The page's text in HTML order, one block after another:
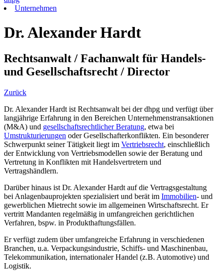
Unternehmen
Dr. Alexander Hardt
Rechtsanwalt / Fachanwalt für Handels-
und Gesellschaftsrecht / Director
Zurück
Dr. Alexander Hardt ist Rechtsanwalt bei der dhpg und verfügt über
langjährige Erfahrung in den Bereichen Unternehmenstransaktionen
(M&A) und gesellschaftsrechtlicher Beratung, etwa bei
Umstrukturierungen oder Gesellschafterkonflikten. Ein besonderer
Schwerpunkt seiner Tätigkeit liegt im Vertriebsrecht, einschließlich
der Entwicklung von Vertriebsmodellen sowie der Beratung und
Vertretung in Konflikten mit Handelsvertretern und
Vertragshändlern.
Darüber hinaus ist Dr. Alexander Hardt auf die Vertragsgestaltung
bei Anlagenbauprojekten spezialisiert und berät im Immobilien- und
gewerblichen Mietrecht sowie im allgemeinen Wirtschaftsrecht. Er
vertritt Mandanten regelmäßig in umfangreichen gerichtlichen
Verfahren, bspw. in Produkthaftungsfällen.
Er verfügt zudem über umfangreiche Erfahrung in verschiedenen
Branchen, u.a. Verpackungsindustrie, Schiffs- und Maschinenbau,
Telekommunikation, internationaler Handel (z.B. Automotive) und
Logistik.